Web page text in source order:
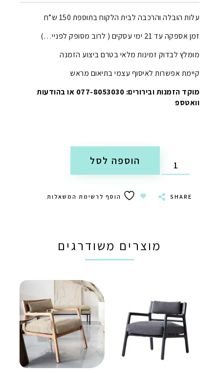
עלות הובלה והרכבה לבית הלקוח בתוספת 150 ש”ח
זמן אספקה עד 21 ימי עסקים ( לרוב מסופק לפניי…)
מומלץ לבדוק זמינות מלאי בטרם ביצוע הזמנה
קיימת אפשרות לאיסוף עצמי בתיאום מראש
מוקד הזמנות ובירורים: 077-8053030 או בהודעות
וואטספ
הוספה לסל
SHARE הוסף לרשימת המשאלות
מוצרים משודרגים